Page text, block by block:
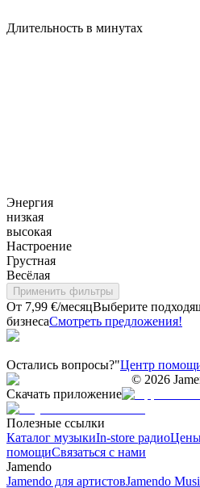
Длительность в минутах
Энергия
низкая
высокая
Настроение
Грустная
Весёлая
Применить фильтры
От 7,99 €/месяцВыберите
бизнесаСмотреть предложения!
Остались вопросы?"Центр
© 2026
Скачать приложение
Полезные ссылки
Каталог музыкиIn-store радио
помощиСвязаться с нами
Jamendo
Jamendo для артистовJamendo